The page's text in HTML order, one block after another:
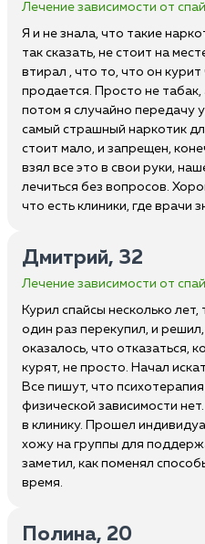
Лечение зависимости от
Я и не знала, что такие
так сказать, не стоит на
втирал , что то, что он курит
продается. Просто не
потом я случайно передачу
самый страшный наркотик
стоит мало, и запрещен,
взял все это в свои руки,
лечиться без вопросов.
что есть клиники, где врачи
Дмитрий, 32
Лечение зависимости от
Курил спайсы несколько
один раз перекупил, и
оказалось, что отказаться,
курят, не просто. Начал
Все пишут, что
физической зависимости
в клинику. Прошел
хожу на группы для
заметил, как поменял
время.
Полина, 20